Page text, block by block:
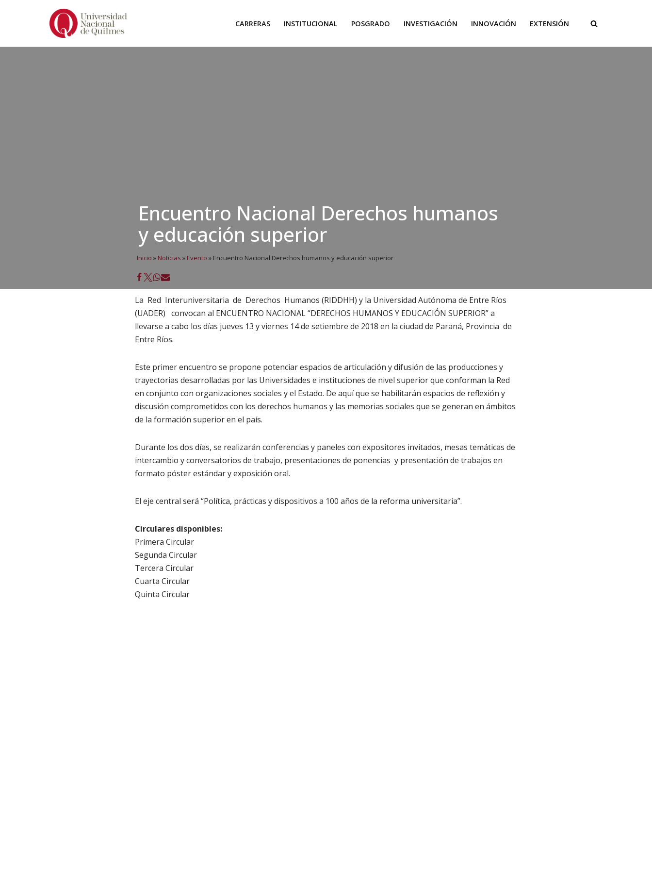
CARRERAS INSTITUCIONAL POSGRADO INVESTIGACIÓN INNOVACIÓN EXTENSIÓN
Encuentro Nacional Derechos humanos
y educación superior
Inicio » Noticias » Evento » Encuentro Nacional Derechos humanos y educación superior
La Red Interuniversitaria de Derechos Humanos (RIDDHH) y la Universidad Autónoma de Entre Ríos
(UADER) convocan al ENCUENTRO NACIONAL “DERECHOS HUMANOS Y EDUCACIÓN SUPERIOR” a
llevarse a cabo los días jueves 13 y viernes 14 de setiembre de 2018 en la ciudad de Paraná, Provincia de
Entre Ríos.
Este primer encuentro se propone potenciar espacios de articulación y difusión de las producciones y
trayectorias desarrolladas por las Universidades e instituciones de nivel superior que conforman la Red
en conjunto con organizaciones sociales y el Estado. De aquí que se habilitarán espacios de reflexión y
discusión comprometidos con los derechos humanos y las memorias sociales que se generan en ámbitos
de la formación superior en el país.
Durante los dos días, se realizarán conferencias y paneles con expositores invitados, mesas temáticas de
intercambio y conversatorios de trabajo, presentaciones de ponencias y presentación de trabajos en
formato póster estándar y exposición oral.
El eje central será “Política, prácticas y dispositivos a 100 años de la reforma universitaria”.
Circulares disponibles:
Primera Circular
Segunda Circular
Tercera Circular
Cuarta Circular
Quinta Circular